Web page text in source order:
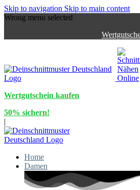
Skip to navigation Skip to main content
Wrong menu selected
Wertgutschein kaufen
50% sichern!
|
Home
Damen